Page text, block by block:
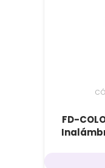
FD-
hasta